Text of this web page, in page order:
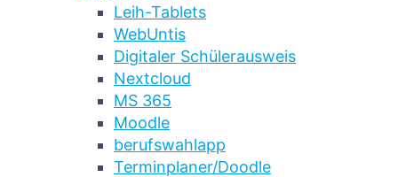
Leih-Tablets
WebUntis
Digitaler Schülerausweis
Nextcloud
MS 365
Moodle
berufswahlapp
Terminplaner/Doodle